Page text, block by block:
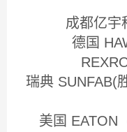
成都亿宇
德国
瑞典
美国 EATON